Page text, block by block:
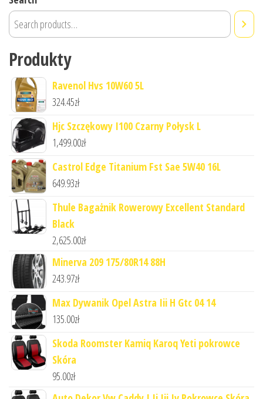
Produkty
Ravenol Hvs 10W60 5L
324.45zł
Hjc Szczękowy I100 Czarny Połysk L
1,499.00zł
Castrol Edge Titanium Fst Sae 5W40 16L
649.93zł
Thule Bagażnik Rowerowy Excellent Standard
Black
2,625.00zł
Minerva 209 175/80R14 88H
243.97zł
Max Dywanik Opel Astra Iii H Gtc 04 14
135.00zł
Skoda Roomster Kamiq Karoq Yeti pokrowce
Skóra
95.00zł